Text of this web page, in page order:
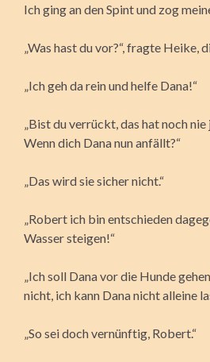
Ich ging an den Spint und zog
„Was hast du vor?“, fragte Heike,
„Ich geh da rein und helfe Dana!“
„Bist du verrückt, das hat noch
Wenn dich Dana nun anfällt?“
„Das wird sie sicher nicht.“
„Robert ich bin entschieden
Wasser steigen!“
„Ich soll Dana vor die Hunde
nicht, ich kann Dana nicht alleine
„So sei doch vernünftig, Robert.“